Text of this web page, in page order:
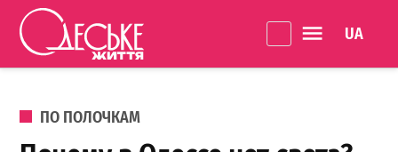
Перейти к содержанию
життя
ОПУБЛИКОВАНО В
ПО ПОЛОЧКАМ